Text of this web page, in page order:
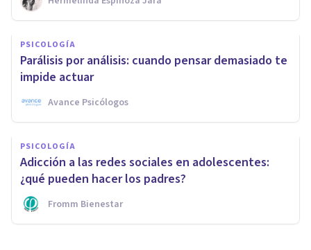
PSICOLOGÍA
Parálisis por análisis: cuando pensar demasiado te
impide actuar
Avance Psicólogos
PSICOLOGÍA
Adicción a las redes sociales en adolescentes:
¿qué pueden hacer los padres?
Fromm Bienestar